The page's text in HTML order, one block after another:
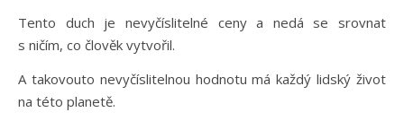
Tento duch je nevyčíslitelné ceny a nedá se srovnat
s ničím, co člověk vytvořil.
A takovouto nevyčíslitelnou hodnotu má každý lidský život
na této planetě.